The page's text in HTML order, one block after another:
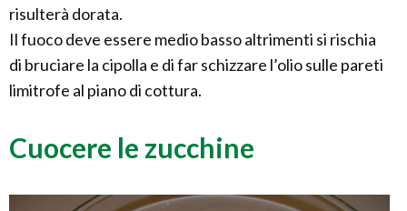
risulterà dorata.
Il fuoco deve essere medio basso altrimenti si rischia
di bruciare la cipolla e di far schizzare l’olio sulle pareti
limitrofe al piano di cottura.
Cuocere le zucchine